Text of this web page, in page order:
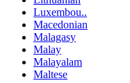
Luxembou..
Macedonian
Malagasy
Malay
Malayalam
Maltese